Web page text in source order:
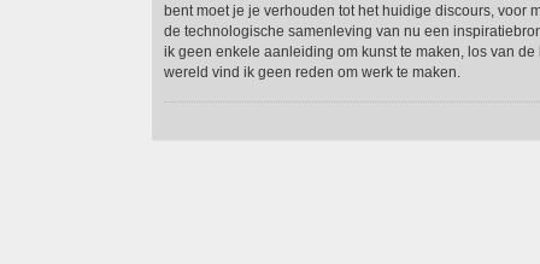
bent moet je je verhouden tot het huidige discours, voor
de technologische samenleving van nu een
ik geen enkele aanleiding om kunst te maken, los van
wereld vind ik geen reden om werk te maken.